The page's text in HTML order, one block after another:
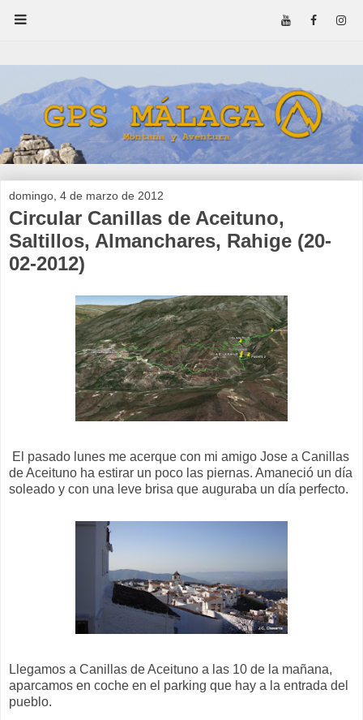
domingo, 4 de marzo de 2012
Circular Canillas de Aceituno,
Saltillos, Almanchares, Rahige (20-
02-2012)
El pasado lunes me acerque con mi amigo Jose a Canillas
de Aceituno ha estirar un poco las piernas. Amaneció un día
soleado y con una leve brisa que auguraba un día perfecto.
Llegamos a Canillas de Aceituno a las 10 de la mañana,
aparcamos en coche en el parking que hay a la entrada del
pueblo.